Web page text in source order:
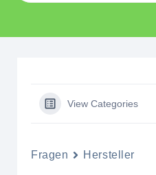
View Categories
Fragen Hersteller